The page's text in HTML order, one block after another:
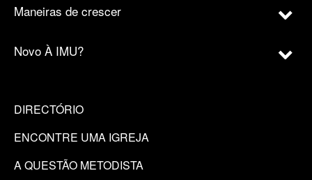
Maneiras de crescer
Novo À IMU?
DIRECTÓRIO
ENCONTRE UMA IGREJA
A QUESTÃO METODISTA